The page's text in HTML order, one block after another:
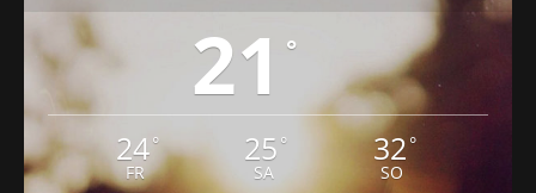
21 °
24°
FR
25 °
SA
32 °
SO